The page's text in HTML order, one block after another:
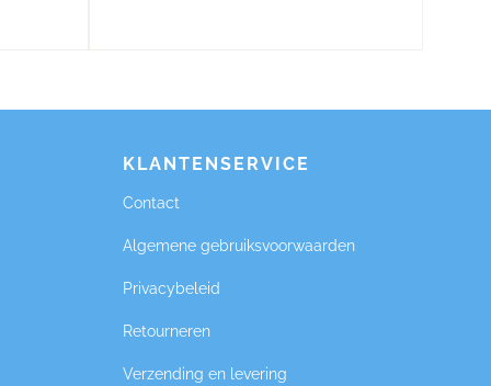
KLANTENSERVICE
Contact
Algemene gebruiksvoorwaarden
Privacybeleid
Retourneren
Verzending en levering